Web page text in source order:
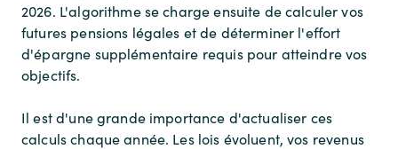
2026. L'algorithme se charge ensuite de calculer vos
futures pensions légales et de déterminer l'effort
d'épargne supplémentaire requis pour atteindre vos
objectifs.
Il est d'une grande importance d'actualiser ces
calculs chaque année. Les lois évoluent, vos revenus